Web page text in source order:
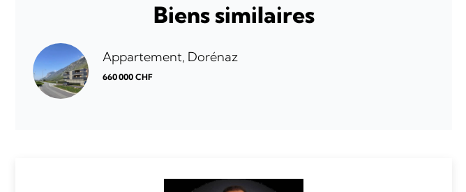
Biens similaires
Appartement, Dorénaz
660 000 CHF